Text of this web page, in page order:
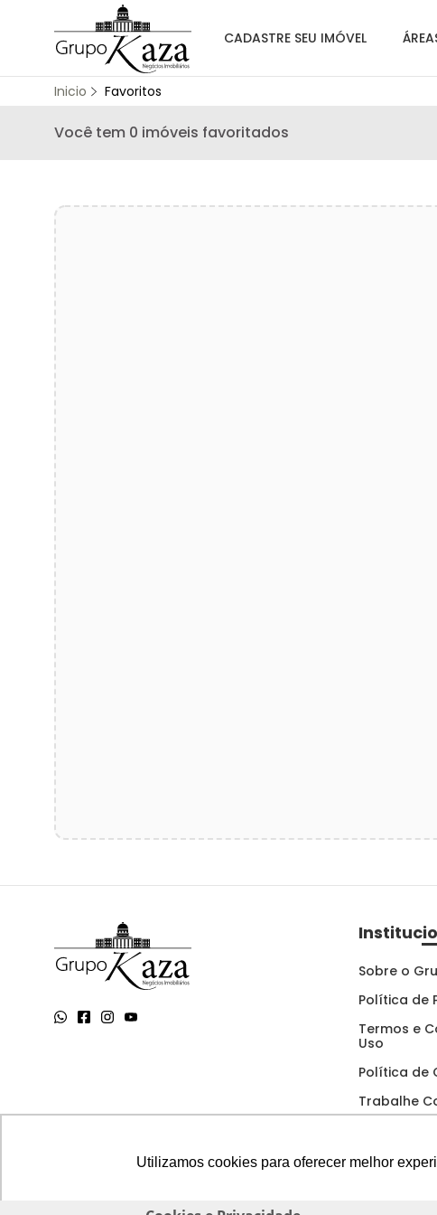
Utilizamos cookies para oferecer melhor
CADASTRE SEU IMÓVEL
Inicio Favoritos
Você tem 0 imóveis favoritados
Sobre o
Política de
Termos e
Uso
Política de
Trabalhe